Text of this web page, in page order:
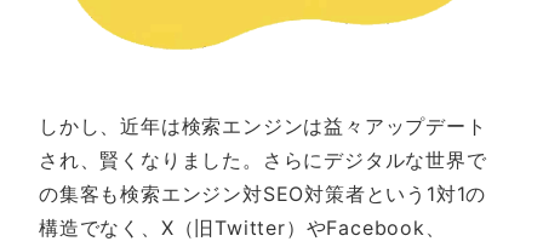
しかし、近年は検索エンジンは益々アップデート
され、賢くなりました。さらにデジタルな世界で
の集客も検索エンジン対SEO対策者という1対1の
構造でなく、X（旧Twitter）やFacebook、